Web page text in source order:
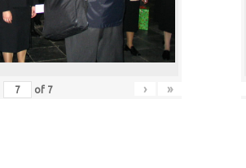
of 7 › »